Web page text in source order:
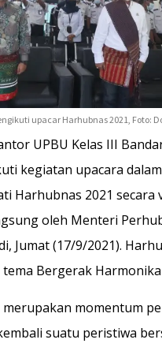
upacar Harhubnas 2021, Foto:
UPBU Kelas III
kegiatan upacara
Harhubnas 2021 secara
oleh Menteri
Jumat (17/9/2021).
Bergerak
merupakan momentum
suatu peristiwa